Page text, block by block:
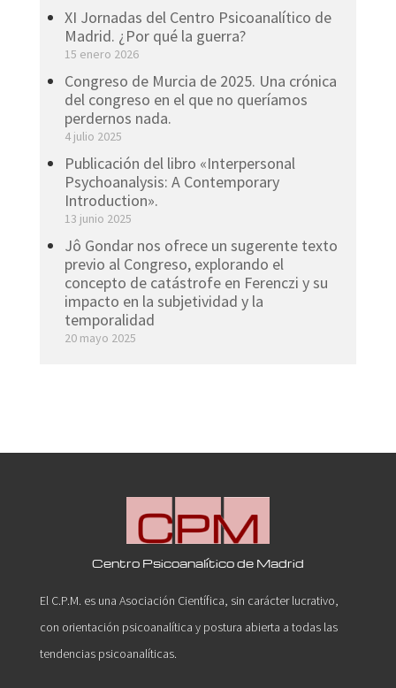
XI Jornadas del Centro Psicoanalítico de
Madrid. ¿Por qué la guerra?
15 enero 2026
Congreso de Murcia de 2025. Una crónica
del congreso en el que no queríamos
perdernos nada.
4 julio 2025
Publicación del libro «Interpersonal
Psychoanalysis: A Contemporary
Introduction».
13 junio 2025
Jô Gondar nos ofrece un sugerente texto
previo al Congreso, explorando el
concepto de catástrofe en Ferenczi y su
impacto en la subjetividad y la
temporalidad
20 mayo 2025
Centro Psicoanalítico de Madrid
El C.P.M. es una Asociación Científica, sin carácter lucrativo,
con orientación psicoanalítica y postura abierta a todas las
tendencias psicoanalíticas.